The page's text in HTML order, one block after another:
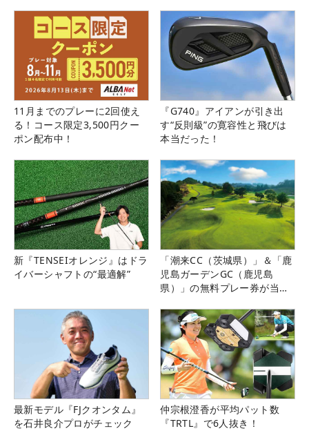
11月までのプレーに2回使え
る！コース限定3,500円クー
ポン配布中！
『G740』アイアンが引き出
す“反則級”の寛容性と飛びは
本当だった！
新『TENSEIオレンジ』はドラ
イバーシャフトの“最適解”
「潮来CC（茨城県）」＆「鹿
児島ガーデンGC（鹿児島
県）」の無料プレー券が当た
最新モデル『FJクオンタム』
を石井良介プロがチェック
仲宗根澄香が平均パット数
『TRTL』で6人抜き！